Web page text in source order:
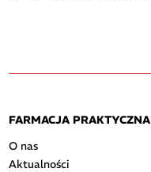
FARMACJA PRAKTYCZNA
O nas
Aktualności